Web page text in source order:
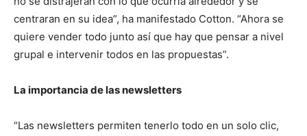
centraran en su idea”, ha manifestado Cotton. “Ahora se
quiere vender todo junto así que hay que pensar a nivel
grupal e intervenir todos en las propuestas”.
La importancia de las newsletters
“Las newsletters permiten tenerlo todo en un solo clic,